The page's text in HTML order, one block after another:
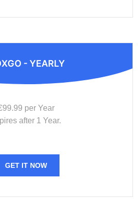
- YEARLY
per Year
after 1 Year.
GET IT NOW